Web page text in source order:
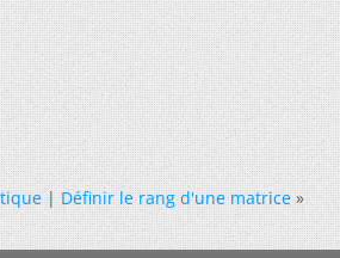
|Définir le rang d'une matrice »